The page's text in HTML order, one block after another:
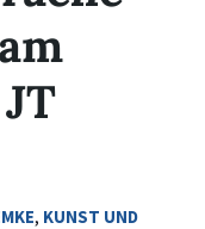
, KUNST UND